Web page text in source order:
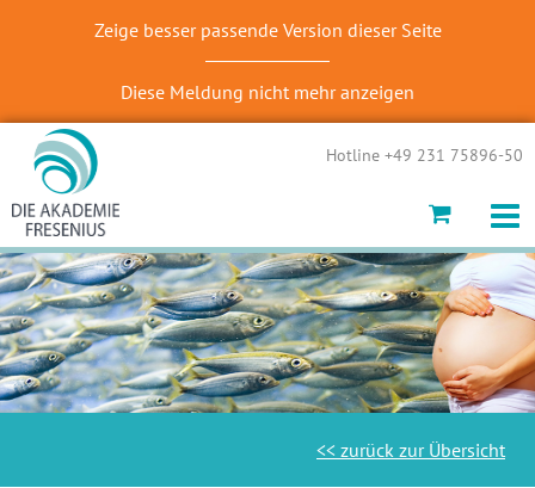
Zeige besser passende Version dieser Seite
Diese Meldung nicht mehr anzeigen
Hotline +49 231 75896-50
<< zurück zur Übersicht